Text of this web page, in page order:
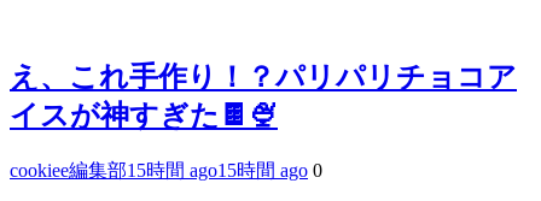
え、これ手作り！？パリパリチョコア
イスが神すぎた🍫🍨
cookiee編集部15時間 ago15時間 ago 0